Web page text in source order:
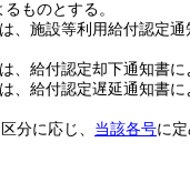
るものとする。
、施設等利用給付認定通
、給付認定却下通知書に
、給付認定遅延通知書に
分に応じ、 当該各号に